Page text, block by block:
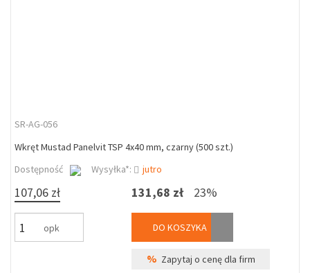
SR-AG-056
Wkręt Mustad Panelvit TSP 4x40 mm, czarny (500 szt.)
Dostępność
Wysyłka*: jutro
107,06 zł
opk
131,68 zł 23%
DO KOSZYKA
% Zapytaj o cenę dla firm